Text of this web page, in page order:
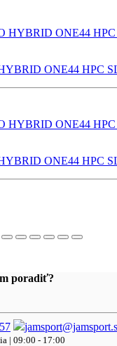
ONE44 HPC
ONE44 HPC
poradiť?
| 09:00 - 17:00